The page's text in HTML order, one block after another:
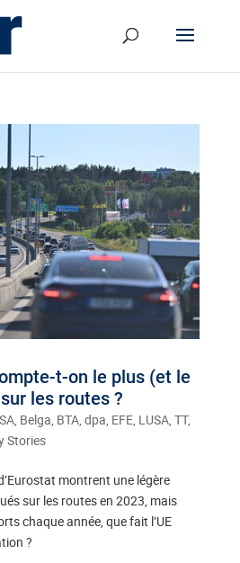
t-on le plus (et le
les routes ?
Belga, BTA, dpa, EFE, LUSA, TT,
Stories
montrent une légère
sur les routes en 2023, mais
chaque année, que fait l’UE
?